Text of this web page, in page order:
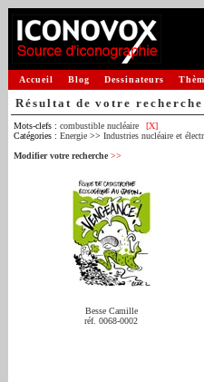
Accueil Blog Dessinateurs
Résultat de votre recherche
Mots-clefs : combustible nucléaire
[X]
Catégories : Energie >> Industries nucléaire et
Modifier votre recherche >>
Besse Camille
réf. 0068-0002